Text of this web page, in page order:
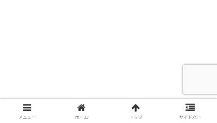
メニュー ホーム トップ サイドバー